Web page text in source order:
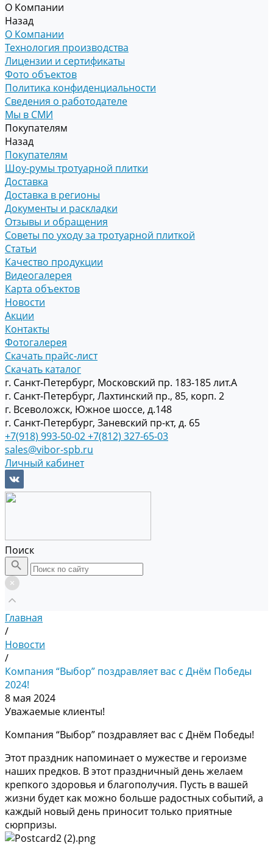
О Компании
Назад
О Компании
Технология производства
Лицензии и сертификаты
Фото объектов
Политика конфиденциальности
Сведения о работодателе
Мы в СМИ
Покупателям
Назад
Покупателям
Шоу-румы тротуарной плитки
Доставка
Доставка в регионы
Документы и раскладки
Отзывы и обращения
Советы по уходу за тротуарной плиткой
Статьи
Качество продукции
Видеогалерея
Карта объектов
Новости
Акции
Контакты
Фотогалерея
Скачать прайс-лист
Скачать каталог
г. Санкт-Петербург, Московский пр. 183-185 лит.А
г. Санкт-Петербург, Лахтинский пр., 85, корп. 2
г. Всеволожск, Южное шоссе, д.148
г. Санкт-Петербург, Заневский пр-кт, д. 65
+7(918) 993-50-02+7(812) 327-65-03
sales@vibor-spb.ru
Личный кабинет
Поиск
Главная
/
Новости
/
Компания “Выбор” поздравляет вас с Днём Победы
2024!
8 мая 2024
Уважаемые клиенты!
Компания “Выбор” поздравляет вас с Днём Победы!
Этот праздник напоминает о мужестве и героизме
наших предков. В этот праздничный день желаем
крепкого здоровья и благополучия. Пусть в вашей
жизни будет как можно больше радостных событий, а
каждый новый день приносит только приятные
сюрпризы.